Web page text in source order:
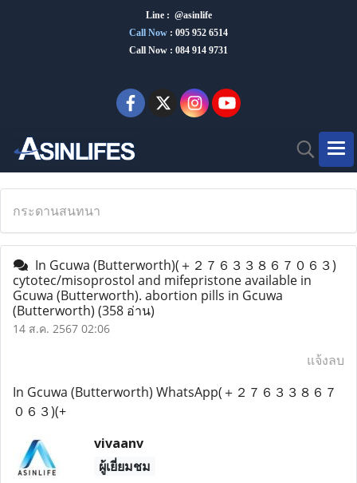
Line : @asinlife
Call Now : 095 952 6514
Call Now : 084 914 9731
กระดานสนทนา
In Gcuwa (Butterworth)(＋２７６３３８６７０６３)
cytotec/misoprostol and mifepristone available in
Gcuwa (Butterworth). abortion pills in Gcuwa
(Butterworth) (358 อ่าน)
14 ส.ค. 2567 02:06
แจ้งลบ
In Gcuwa (Butterworth) WhatsApp(＋２７６３３８６７
０６３)(+
vivaanv
ผู้เยี่ยมชม